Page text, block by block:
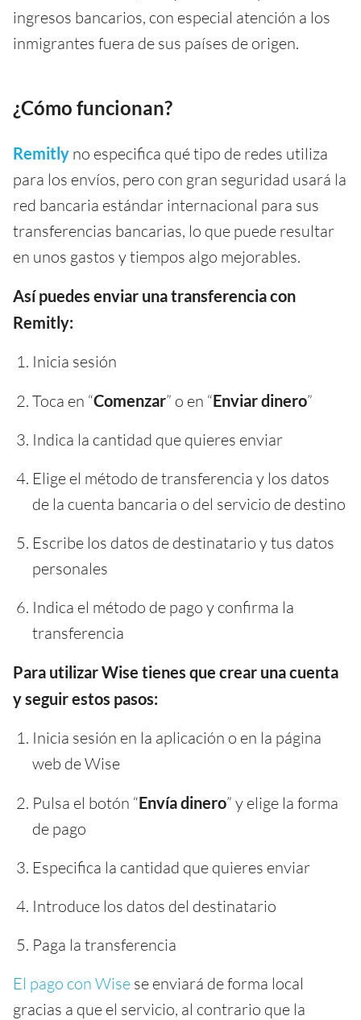
ingresos bancarios, con especial atención a los
inmigrantes fuera de sus países de origen.
¿Cómo funcionan?
Remitly no especifica qué tipo de redes utiliza
para los envíos, pero con gran seguridad usará la
red bancaria estándar internacional para sus
transferencias bancarias, lo que puede resultar
en unos gastos y tiempos algo mejorables.
Así puedes enviar una transferencia con
Remitly:
Inicia sesión
Toca en “Comenzar” o en “Enviar dinero”
Indica la cantidad que quieres enviar
Elige el método de transferencia y los datos
de la cuenta bancaria o del servicio de destino
Escribe los datos de destinatario y tus datos
personales
Indica el método de pago y confirma la
transferencia
Para utilizar Wise tienes que crear una cuenta
y seguir estos pasos:
Inicia sesión en la aplicación o en la página
web de Wise
Pulsa el botón “Envía dinero” y elige la forma
de pago
Especifica la cantidad que quieres enviar
Introduce los datos del destinatario
Paga la transferencia
El pago con Wise se enviará de forma local
gracias a que el servicio, al contrario que la